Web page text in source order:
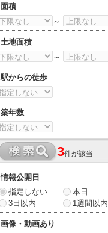
面積
～
土地面積
～
駅からの徒歩
築年数
3件が該当
情報公開日
指定しない
本日
3日以内
1週間以内
画像・動画あり